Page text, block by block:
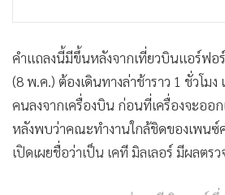
คำแถลงนี้มีขึ้นหลังจากเที่ยวบินแอร์ฟอ
(8 พ.ค.) ต้องเดินทางล่าช้าราว 1 ชั่วโม
คนลงจากเครื่องบิน ก่อนที่เครื่องจะออก
หลังพบว่าคณะทำงานใกล้ชิดของเพนซ์
เปิดเผยชื่อว่าเป็น เคที มิลเลอร์ มีผลตร